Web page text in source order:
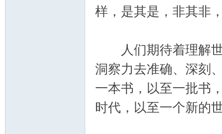
样，是其是，非其非
人们期待着理解世
洞察力去准确、深刻
一本书，以至一批书
时代，以至一个新的